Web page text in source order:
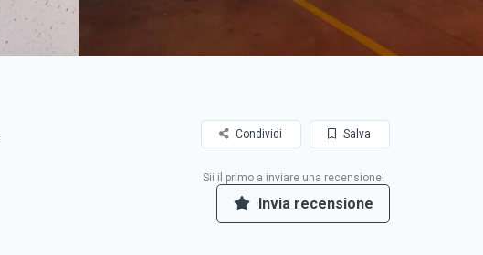
Salva
Condividi
Sii il primo a inviare una recensione!
Invia recensione